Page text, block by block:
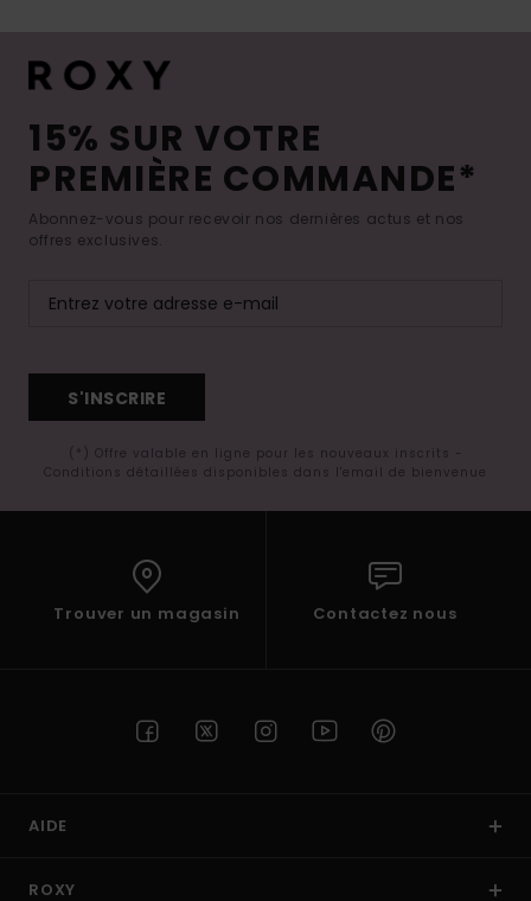
15% SUR VOTRE
PREMIÈRE COMMANDE*
Abonnez-vous pour recevoir nos dernières actus et nos
offres exclusives.
S'INSCRIRE
(*) Offre valable en ligne pour les nouveaux inscrits -
Conditions détaillées disponibles dans l'email de bienvenue
Trouver un magasin Contactez nous
AIDE
ROXY